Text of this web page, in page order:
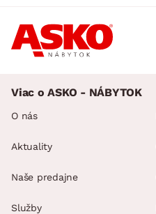
Viac o ASKO - NÁBYTOK
O nás
Aktuality
Naše predajne
Služby